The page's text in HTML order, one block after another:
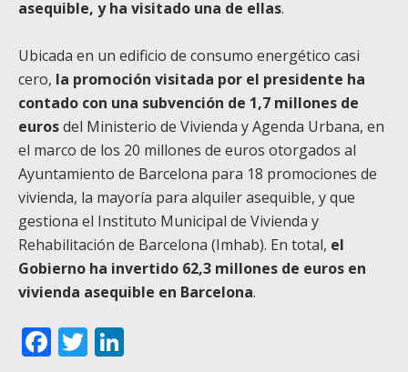
asequible, y ha visitado una de ellas.
Ubicada en un edificio de consumo energético casi
cero, la promoción visitada por el presidente ha
contado con una subvención de 1,7 millones de
eurosdel Ministerio de Vivienda y Agenda Urbana, en
el marco de los 20 millones de euros otorgados al
Ayuntamiento de Barcelona para 18 promociones de
vivienda, la mayoría para alquiler asequible, y que
gestiona el Instituto Municipal de Vivienda y
Rehabilitación de Barcelona (Imhab). En total, el
Gobierno ha invertido 62,3 millones de euros en
vivienda asequible en Barcelona.
Facebook
Twitter